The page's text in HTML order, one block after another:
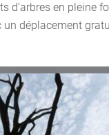
d’arbres en pleine
déplacement